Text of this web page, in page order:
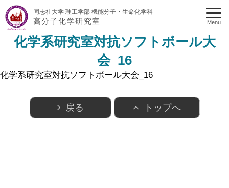
同志社大学 理工学部 機能分子・生命化学科
高分子化学研究室 Menu
化学系研究室対抗ソフトボール大
会_16
化学系研究室対抗ソフトボール大会_16
戻る トップへ